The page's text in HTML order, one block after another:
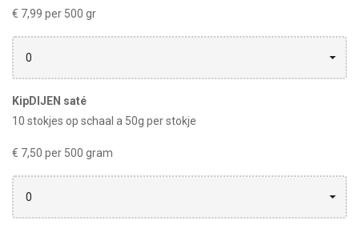
€ 7,99 per 500 gr
0
KipDIJEN saté
10 stokjes op schaal a 50g per stokje
€ 7,50 per 500 gram
0